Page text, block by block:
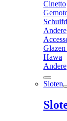
Cinetto
Andere
Glazen
Hawa
Andere
Sloten